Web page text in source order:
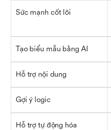
Sức mạnh cốt lõi
Tạo biểu mẫu bằng AI
Hỗ trợ nội dung
Gợi ý logic
Hỗ trợ tự động hóa